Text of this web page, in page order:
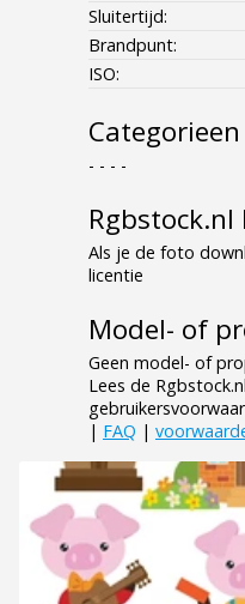
Sluitertijd:
Brandpunt:
ISO:
Categorieen
- - - -
Rgbstock.nl
Als je de foto
licentie
Model- of
Geen model- of
Lees de
| FAQ |